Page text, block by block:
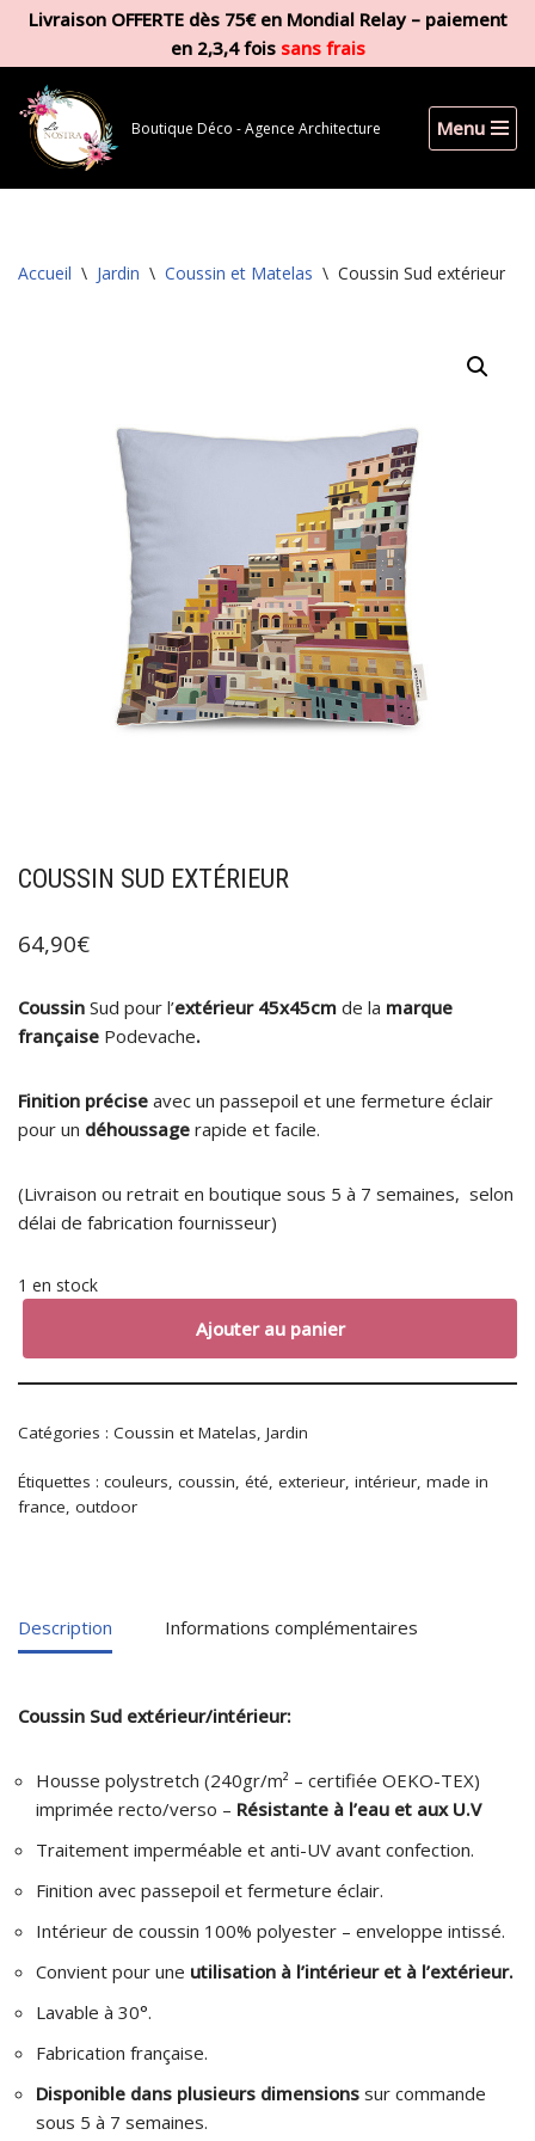
Aller
au
contenu
Livraison OFFERTE dès 75€ en Mondial Relay – paiement
en 2,3,4 fois sans frais
Boutique Déco - Agence Architecture Menu
Accueil \ Jardin \ Coussin et Matelas \ Coussin Sud extérieur
COUSSIN SUD EXTÉRIEUR
64,90€
Coussin Sud pour l’extérieur 45x45cm de la marque
française Podevache.
Finition précise avec un passepoil et une fermeture éclair
pour un déhoussage rapide et facile.
(Livraison ou retrait en boutique sous 5 à 7 semaines, selon
délai de fabrication fournisseur)
1 en stock
Ajouter au panier
Catégories : Coussin et Matelas, Jardin
Étiquettes : couleurs, coussin, été, exterieur, intérieur, made in
france, outdoor
Description Informations complémentaires
Coussin Sud extérieur/intérieur:
Housse polystretch (240gr/m² – certifiée OEKO-TEX)
imprimée recto/verso – Résistante à l’eau et aux U.V
Traitement imperméable et anti-UV avant confection.
Finition avec passepoil et fermeture éclair.
Intérieur de coussin 100% polyester – enveloppe intissé.
Convient pour une utilisation à l’intérieur et à l’extérieur.
Lavable à 30°.
Fabrication française.
Disponible dans plusieurs dimensions sur commande
sous 5 à 7 semaines.